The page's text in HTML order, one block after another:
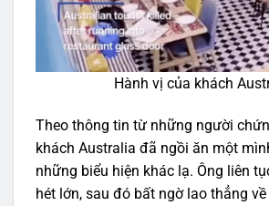
Hành vị của khách
Theo thông tin từ những người
khách Australia đã ngồi ăn một
những biểu hiện khác lạ. Ông liên
hét lớn, sau đó bất ngờ lao thẳng